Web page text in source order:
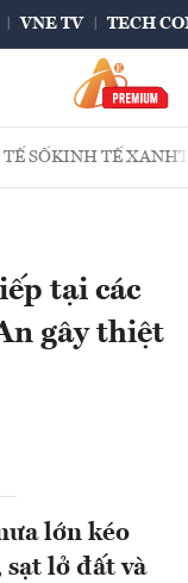
VNE TV TECH
SỐKINH TẾ XANH
tại các
gây thiệt
lớn kéo
lở đất và